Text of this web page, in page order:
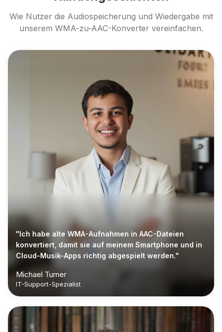
Wie Nutzer die Audiospeicherung und Wiedergabe mit
unserem WMA-zu-AAC-Konverter vereinfachen.
"Ich habe alte WMA-Aufnahmen in AAC-Dateien
konvertiert, damit sie auf meinem Smartphone und in
Cloud-Musik-Apps richtig abgespielt werden."
Michael Turner
IT-Support-Spezialist